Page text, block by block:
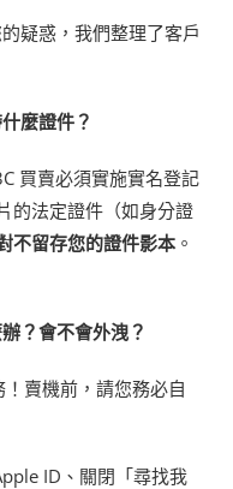
疑惑，我們整理了客戶
麼證件？
買賣必須實施實名登記
的法定證件（如身分證
不留存您的證件影本 。
？會不會外洩？
賣機前，請您務必自
ID、關閉「尋找我